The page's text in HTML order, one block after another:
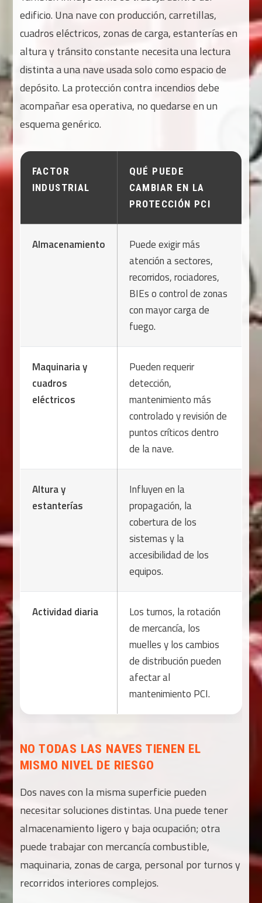
edificio. Una nave con producción, carretillas,
cuadros eléctricos, zonas de carga, estanterías en
altura y tránsito constante necesita una lectura
distinta a una nave usada solo como espacio de
depósito. La protección contra incendios debe
acompañar esa operativa, no quedarse en un
esquema genérico.
FACTOR
INDUSTRIAL
QUÉ PUEDE
CAMBIAR EN LA
PROTECCIÓN PCI
Almacenamiento
Puede exigir más
atención a sectores,
recorridos, rociadores,
BIEs o control de zonas
con mayor carga de
fuego.
Maquinaria y
cuadros
eléctricos
Pueden requerir
detección,
mantenimiento más
controlado y revisión de
puntos críticos dentro
de la nave.
Altura y
estanterías
Influyen en la
propagación, la
cobertura de los
sistemas y la
accesibilidad de los
equipos.
Actividad diaria
Los turnos, la rotación
de mercancía, los
muelles y los cambios
de distribución pueden
afectar al
mantenimiento PCI.
NO TODAS LAS NAVES TIENEN EL
MISMO NIVEL DE RIESGO
Dos naves con la misma superficie pueden
necesitar soluciones distintas. Una puede tener
almacenamiento ligero y baja ocupación; otra
puede trabajar con mercancía combustible,
maquinaria, zonas de carga, personal por turnos y
recorridos interiores complejos.